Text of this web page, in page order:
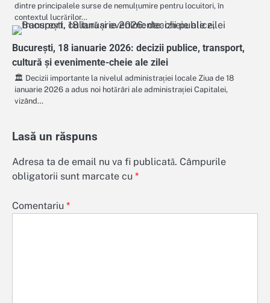
dintre principalele surse de nemulțumire pentru locuitori, în
contextul lucrărilor…
București, 18 ianuarie 2026: decizii publice, transport,
cultură și evenimente-cheie ale zilei
🏛️ Decizii importante la nivelul administrației locale Ziua de 18
ianuarie 2026 a adus noi hotărâri ale administrației Capitalei,
vizând…
Lasă un răspuns
Adresa ta de email nu va fi publicată. Câmpurile
obligatorii sunt marcate cu *
Comentariu *